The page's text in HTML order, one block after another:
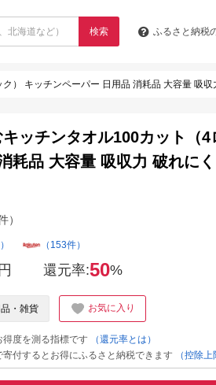
検索 ふるさと納税
） キッチンペーパー 日用品 消耗品 大容量 吸
ッチンタオル100カット（
耗品 大容量 吸収力 破れに
）
（153件）
円 還元率:50%
・雑貨 お気に入り
度を測る指標です
（還元率とは）
付するとお得にふるさと納税できます
（控除